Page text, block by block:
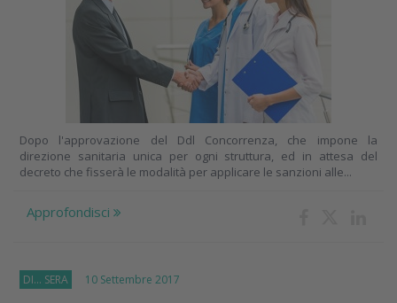
Dopo l'approvazione del Ddl Concorrenza, che impone la
direzione sanitaria unica per ogni struttura, ed in attesa del
decreto che fisserà le modalità per applicare le sanzioni alle...
Approfondisci
DI... SERA 10 Settembre 2017